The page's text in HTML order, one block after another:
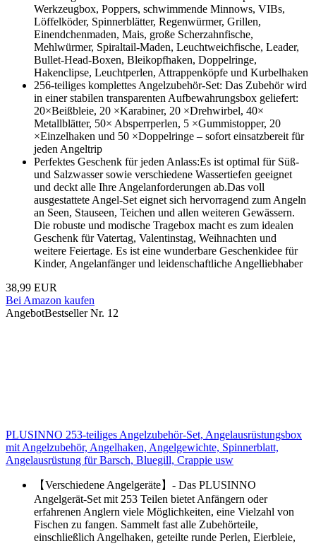
Werkzeugbox, Poppers, schwimmende Minnows, VIBs,
Löffelköder, Spinnerblätter, Regenwürmer, Grillen,
Einendchenmaden, Mais, große Scherzahnfische,
Mehlwürmer, Spiraltail-Maden, Leuchtweichfische, Leader,
Bullet-Head-Boxen, Bleikopfhaken, Doppelringe,
Hakenclipse, Leuchtperlen, Attrappenköpfe und Kurbelhaken
256-teiliges komplettes Angelzubehör-Set: Das Zubehör wird
in einer stabilen transparenten Aufbewahrungsbox geliefert:
20×Beißbleie, 20 ×Karabiner, 20 ×Drehwirbel, 40×
Metallblätter, 50× Absperrperlen, 5 ×Gummistopper, 20
×Einzelhaken und 50 ×Doppelringe – sofort einsatzbereit für
jeden Angeltrip
Perfektes Geschenk für jeden Anlass:Es ist optimal für Süß-
und Salzwasser sowie verschiedene Wassertiefen geeignet
und deckt alle Ihre Angelanforderungen ab.Das voll
ausgestattete Angel-Set eignet sich hervorragend zum Angeln
an Seen, Stauseen, Teichen und allen weiteren Gewässern.
Die robuste und modische Tragebox macht es zum idealen
Geschenk für Vatertag, Valentinstag, Weihnachten und
weitere Feiertage. Es ist eine wunderbare Geschenkidee für
Kinder, Angelanfänger und leidenschaftliche Angelliebhaber
38,99 EUR
Bei Amazon kaufen
AngebotBestseller Nr. 12
PLUSINNO 253-teiliges Angelzubehör-Set, Angelausrüstungsbox
mit Angelzubehör, Angelhaken, Angelgewichte, Spinnerblatt,
Angelausrüstung für Barsch, Bluegill, Crappie usw
【Verschiedene Angelgeräte】- Das PLUSINNO
Angelgerät-Set mit 253 Teilen bietet Anfängern oder
erfahrenen Anglern viele Möglichkeiten, eine Vielzahl von
Fischen zu fangen. Sammelt fast alle Zubehörteile,
einschließlich Angelhaken, geteilte runde Perlen, Eierbleie,